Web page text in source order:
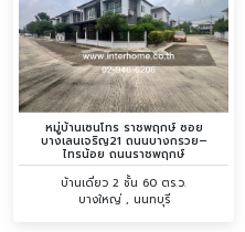
หมู่บ้านเซนโทร ราชพฤกษ์ ซอย
บางเลนเจริญ21 ถนนบางกรวย–
ไทรน้อย ถนนราชพฤกษ์
บ้านเดี่ยว 2 ชั้น 60 ตร.ว.
บางใหญ่ , นนทบุรี